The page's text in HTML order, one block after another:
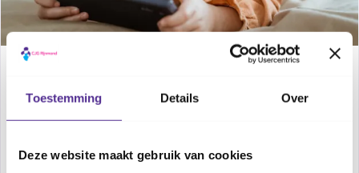
Toestemming Details Over
Deze website maakt gebruik van cookies
Hoe ga je om met schermtijd bij jonge kinderen? Wat
zijn de voor- en nadelen? We bespreken het in deze